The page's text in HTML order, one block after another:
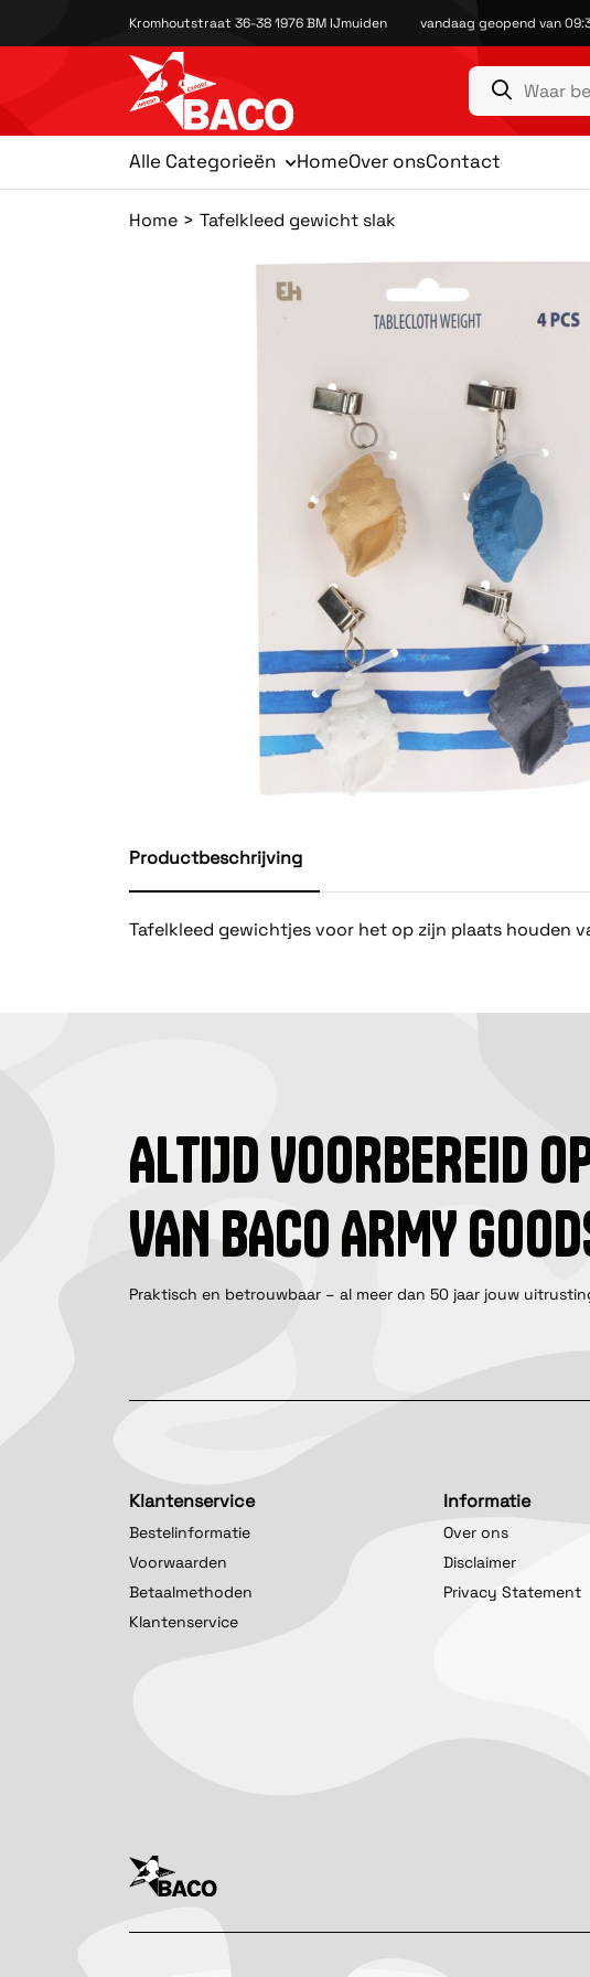
Kromhoutstraat 36-38 1976 BM IJmuiden vandaag geopend van
Alle Categorieën HomeOver onsContact
Home Tafelkleed gewicht slak
Productbeschrijving
Tafelkleed gewichtjes voor het op zijn plaats houden
ALTIJD VOORBEREID
VAN BACO ARMY
Praktisch en betrouwbaar – al meer dan 50 jaar jouw
Klantenservice
Bestelinformatie
Voorwaarden
Betaalmethoden
Klantenservice
Informatie
Over ons
Disclaimer
Privacy Statement